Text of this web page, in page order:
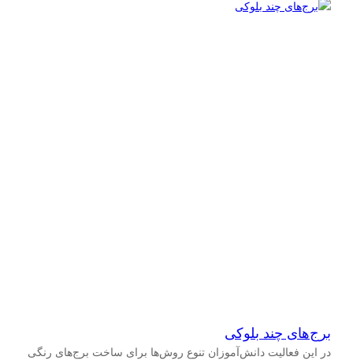
برج‌های چند بلوکی
در این فعالیت دانش‌آموزان تنوع روش‌ها برای ساخت برج‌های رنگی